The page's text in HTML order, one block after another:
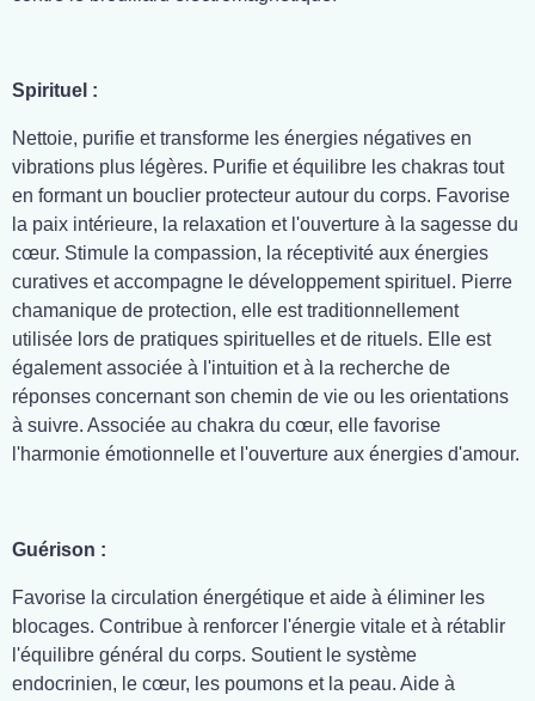
Spirituel :
Nettoie, purifie et transforme les énergies négatives en
vibrations plus légères. Purifie et équilibre les chakras tout
en formant un bouclier protecteur autour du corps. Favorise
la paix intérieure, la relaxation et l'ouverture à la sagesse du
cœur. Stimule la compassion, la réceptivité aux énergies
curatives et accompagne le développement spirituel. Pierre
chamanique de protection, elle est traditionnellement
utilisée lors de pratiques spirituelles et de rituels. Elle est
également associée à l'intuition et à la recherche de
réponses concernant son chemin de vie ou les orientations
à suivre. Associée au chakra du cœur, elle favorise
l'harmonie émotionnelle et l'ouverture aux énergies d'amour.
Guérison :
Favorise la circulation énergétique et aide à éliminer les
blocages. Contribue à renforcer l'énergie vitale et à rétablir
l'équilibre général du corps. Soutient le système
endocrinien, le cœur, les poumons et la peau. Aide à